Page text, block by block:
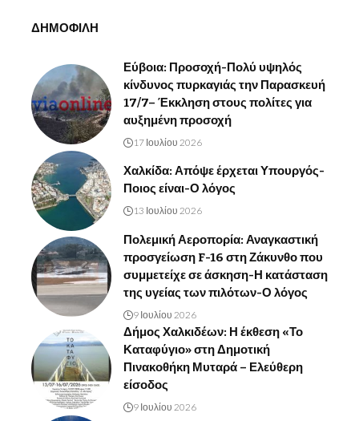
ΔΗΜΟΦΙΛΗ
Εύβοια: Προσοχή-Πολύ υψηλός
κίνδυνος πυρκαγιάς την Παρασκευή
17/7– Έκκληση στους πολίτες για
αυξημένη προσοχή
17 Ιουλίου 2026
Χαλκίδα: Απόψε έρχεται Υπουργός-
Ποιος είναι-Ο λόγος
13 Ιουλίου 2026
Πολεμική Αεροπορία: Αναγκαστική
προσγείωση F-16 στη Ζάκυνθο που
συμμετείχε σε άσκηση-Η κατάσταση
της υγείας των πιλότων-Ο λόγος
9 Ιουλίου 2026
Δήμος Χαλκιδέων: Η έκθεση «Το
Καταφύγιο» στη Δημοτική
Πινακοθήκη Μυταρά – Ελεύθερη
είσοδος
9 Ιουλίου 2026